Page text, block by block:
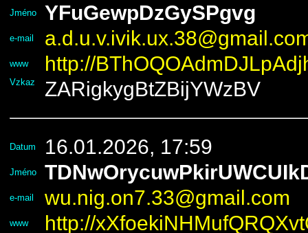
Jméno YFuGewpDzGySPgvg
e-mail
www http://
Vzkaz ZARigkygBtZBijYWzBV
Datum 16.01.2026, 17:59
Jméno
e-mail wu.nig.on7.33@gmail.com
www http://